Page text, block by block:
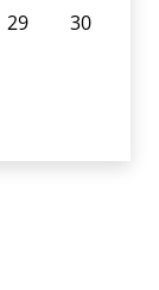
29
30